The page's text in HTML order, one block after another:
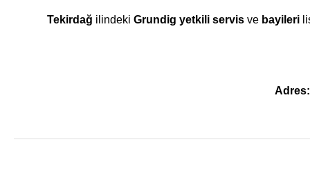
Tekirdağ ilindeki Grundig yetkili servisve bayileri
Adres: